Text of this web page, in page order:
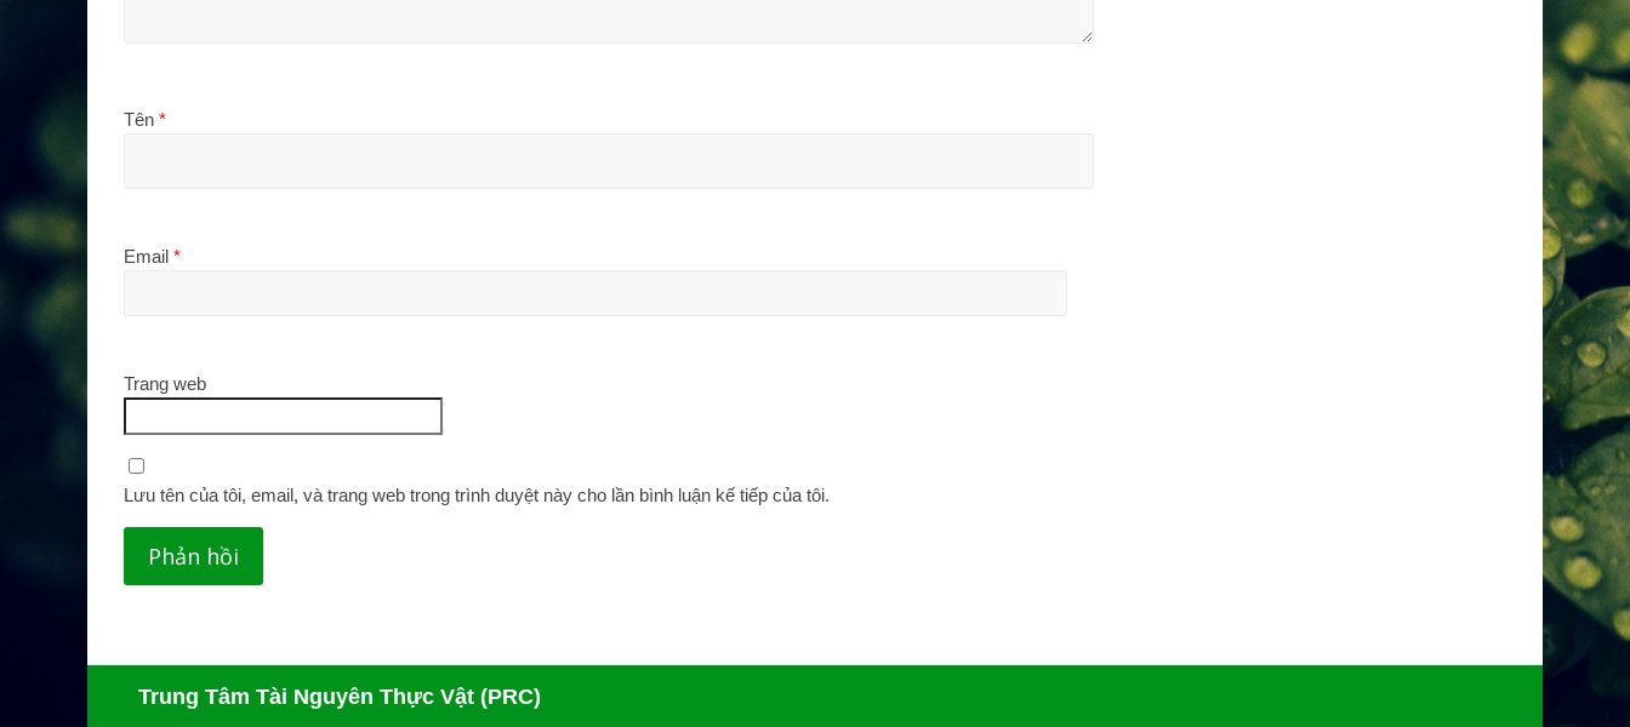
Tên *
Email *
Trang web
Lưu tên của tôi, email, và trang web trong trình duyệt này cho lần bình luận kế tiếp của tôi.
Trung Tâm Tài Nguyên Thực Vật (PRC)